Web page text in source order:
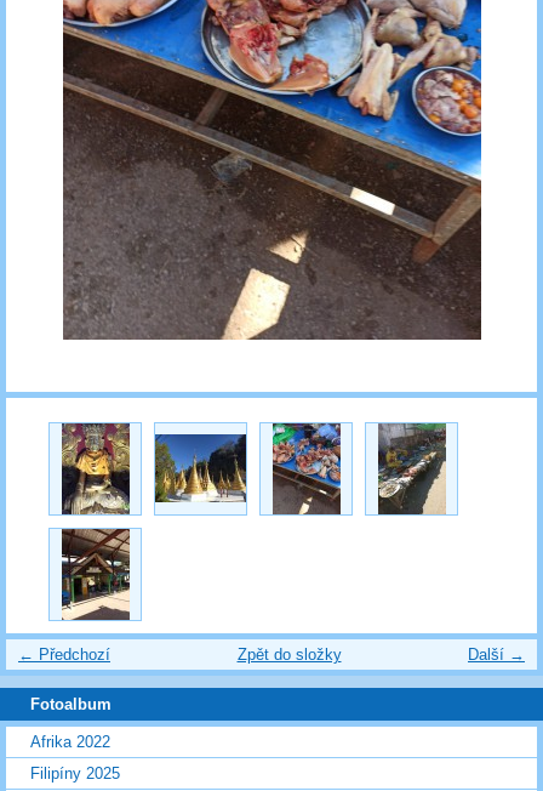
← Předchozí Další →
Zpět do složky
Fotoalbum
Afrika 2022
Filipíny 2025